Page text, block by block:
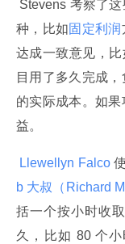
种，比如固定利润
达成一致意见，
目用了多久完成
的实际成本。如
益。
Llewellyn Falco
b 大叔（Richard
括一个按小时收
久，比如 80 个